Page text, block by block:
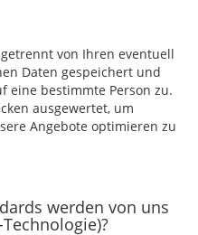
von Ihren eventuell
Daten gespeichert und
eine bestimmte Person zu.
ausgewertet, um
Angebote optimieren zu
werden von uns